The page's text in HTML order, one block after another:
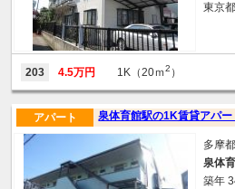
東京
203 4.5万円 1K（20ｍ2 ）
泉体育館駅の1K賃貸アパー
アパート
多摩
泉体
築年